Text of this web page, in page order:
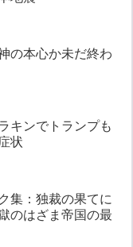
の本心か未だ終わ
キンでトランプも
状
集：独裁の果てに
のはざま帝国の最